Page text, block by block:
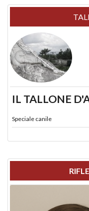
IL TALLONE
Speciale canile